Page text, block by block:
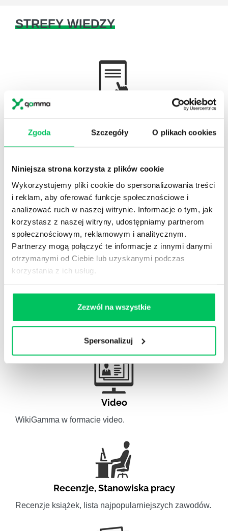
Zgoda Szczegóły O plikach cookies
Niniejsza strona korzysta z plików cookie
Wykorzystujemy pliki cookie do spersonalizowania treści
i reklam, aby oferować funkcje społecznościowe i
analizować ruch w naszej witrynie. Informacje o tym, jak
korzystasz z naszej witryny, udostępniamy partnerom
społecznościowym, reklamowym i analitycznym.
Partnerzy mogą połączyć te informacje z innymi danymi
otrzymanymi od Ciebie lub uzyskanymi podczas
korzystania z ich usług.
Zezwól na wszystkie
Spersonalizuj
STREFY WIEDZY
WikiGamma HR
wiedzy.
Gamma Q&A
Odpowiedzi na często pojawiające się pytania z
obszaru HR.
Video
WikiGamma w formacie video.
Recenzje,Stanowiska pracy
Recenzje książek, lista najpopularniejszych zawodów.